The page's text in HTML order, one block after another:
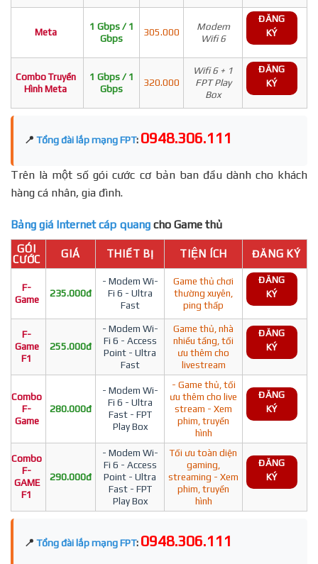
Meta
1 Gbps / 1
Gbps
305.000
Modem
Wifi 6
ĐĂNG
KÝ
Combo Truyền
Hình Meta
1 Gbps / 1
Gbps
320.000
Wifi 6 + 1
FPT Play
Box
ĐĂNG
KÝ
📍 Tổng đài lắp mạng FPT: 0948.306.111
Trên là một số gói cước cơ bản ban đầu dành cho khách
hàng cá nhân, gia đình.
Bảng giá Internet cáp quang cho Game thủ
GÓI
CƯỚC
GIÁ THIẾT BỊ TIỆN ÍCH ĐĂNG KÝ
F-
Game
235.000đ
- Modem Wi-
Fi 6 - Ultra
Fast
Game thủ chơi
thường xuyên,
ping thấp
ĐĂNG
KÝ
F-
Game
F1
255.000đ
- Modem Wi-
Fi 6 - Access
Point - Ultra
Fast
Game thủ, nhà
nhiều tầng, tối
ưu thêm cho
livestream
ĐĂNG
KÝ
Combo
F-
Game
280.000đ
- Modem Wi-
Fi 6 - Ultra
Fast - FPT
Play Box
- Game thủ, tối
ưu thêm cho live
stream - Xem
phim, truyền
hình
ĐĂNG
KÝ
Combo
F-
GAME
F1
290.000đ
- Modem Wi-
Fi 6 - Access
Point - Ultra
Fast - FPT
Play Box
Tối ưu toàn diện
gaming,
streaming - Xem
phim, truyền
hình
ĐĂNG
KÝ
📍 Tổng đài lắp mạng FPT: 0948.306.111